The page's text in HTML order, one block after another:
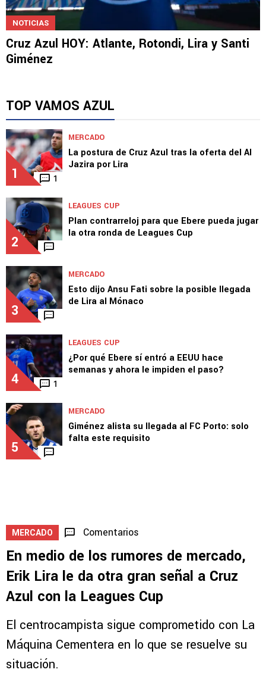
NOTICIAS
Cruz Azul HOY: Atlante, Rotondi, Lira y Santi
Giménez
TOP VAMOS AZUL
1 1
MERCADO
La postura de Cruz Azul tras la oferta del Al
Jazira por Lira
2
LEAGUES CUP
Plan contrarreloj para que Ebere pueda jugar
la otra ronda de Leagues Cup
3
MERCADO
Esto dijo Ansu Fati sobre la posible llegada
de Lira al Mónaco
4 1
LEAGUES CUP
¿Por qué Ebere sí entró a EEUU hace
semanas y ahora le impiden el paso?
5
MERCADO
Giménez alista su llegada al FC Porto: solo
falta este requisito
MERCADO Comentarios
En medio de los rumores de mercado,
Erik Lira le da otra gran señal a Cruz
Azul con la Leagues Cup
El centrocampista sigue comprometido con La
Máquina Cementera en lo que se resuelve su
situación.